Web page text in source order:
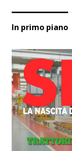
In primo piano